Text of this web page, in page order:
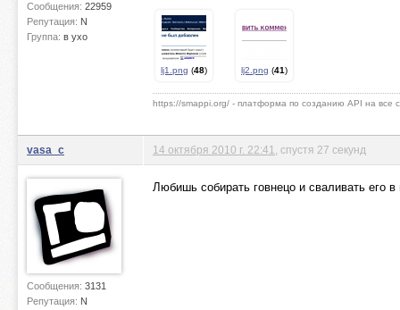
Сообщения: 22959
Репутация: N
Группа: в ухо
lj1.png (48) lj2.png (41)
https://smappi.org/ - платформа по созданию API на все
vasa_c
Сообщения: 3131
Репутация: N
14 октября 2010 г. 22:41 , спустя 27 секунд
Любишь собирать говнецо и сваливать его в